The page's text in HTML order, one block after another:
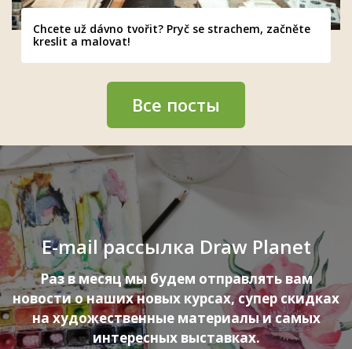
Chcete už dávno tvořit? Pryč se strachem, začněte
kreslit a malovat!
Все посты
E-mail рассылка Draw Planet
Раз в месяц мы будем отправлять вам
новости о наших новых курсах, супер скидках
на художественные материалы и самых
интересных выставках.